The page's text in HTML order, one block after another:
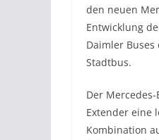
den neuen
Entwicklung
Daimler
Stadtbus.
Der
Extender eine
Kombination